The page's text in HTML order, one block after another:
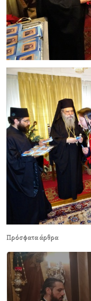
Πρόσφατα άρθρα